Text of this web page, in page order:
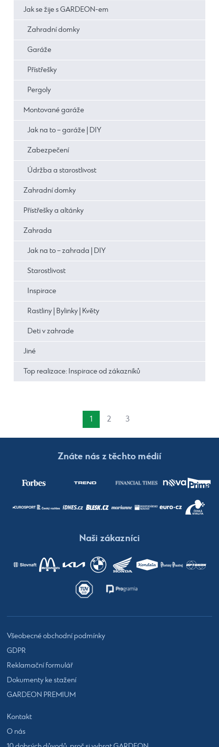
Jak se žije s GARDEON-em
Zahradní domky
Garáže
Přístřešky
Pergoly
Montované garáže
Jak na to – garáže | DIY
Zabezpečení
Údržba a starostlivost
Zahradní domky
Přístřešky a altánky
Zahrada
Jak na to – zahrada | DIY
Starostlivost
Inspirace
Rastliny | Bylinky | Květy
Deti v zahrade
Jiné
Top realizace: Inspirace od zákazníků
1 2 3
Znáte nás z těchto médií
Naši zákazníci
Všeobecné obchodní podmínky
GDPR
Reklamační formulář
Dokumenty ke stažení
GARDEON PREMIUM
Kontakt
O nás